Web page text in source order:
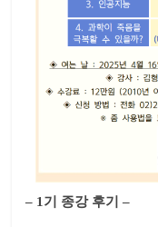
– 1기 종강 후기 –